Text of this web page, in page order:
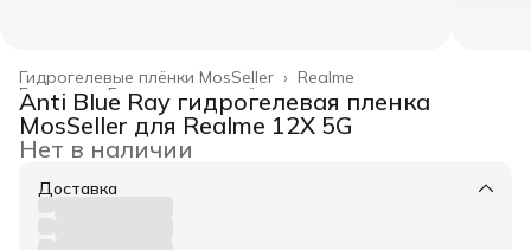
Realme
Гидрогелевые плёнки MosSeller ›
Гидрогелевые плёнки ›
Главная ›
Anti Blue Ray гидрогелевая пленка
MosSeller для Realme 12X 5G
Нет в наличии
Доставка